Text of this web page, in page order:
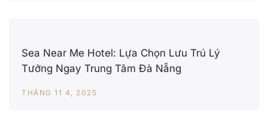
Sea Near Me Hotel: Lựa Chọn Lưu Trú Lý
Tưởng Ngay Trung Tâm Đà Nẵng
THÁNG 11 4, 2025